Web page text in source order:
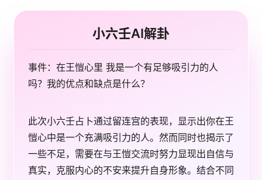
小六壬AI解卦
事件：在王愷心里 我是一个有足够吸引力的人
吗？我的优点和缺点是什么？
此次小六壬占卜通过留连宫的表现，显示出你在王
愷心中是一个充满吸引力的人。然而同时也揭示了
一些不足，需要在与王愷交流时努力显现出自信与
真实，克服内心的不安来提升自身形象。结合不同